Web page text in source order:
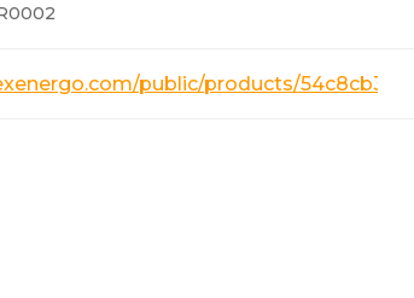
public/products/